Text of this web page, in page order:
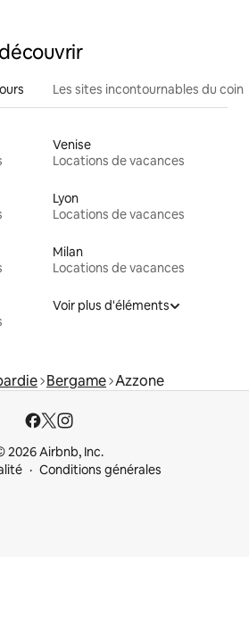
Les sites incontournables du coin
Venise
Locations de vacances
Lyon
Locations de vacances
Milan
Locations de vacances
Voir plus d'éléments
Bergame Azzone
2026 Airbnb, Inc.
Conditions générales